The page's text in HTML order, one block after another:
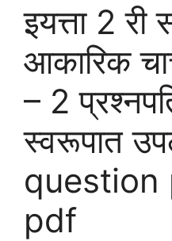
इयत्ता 2 री
आकारिक
– 2
स्वरूपात
question
pdf